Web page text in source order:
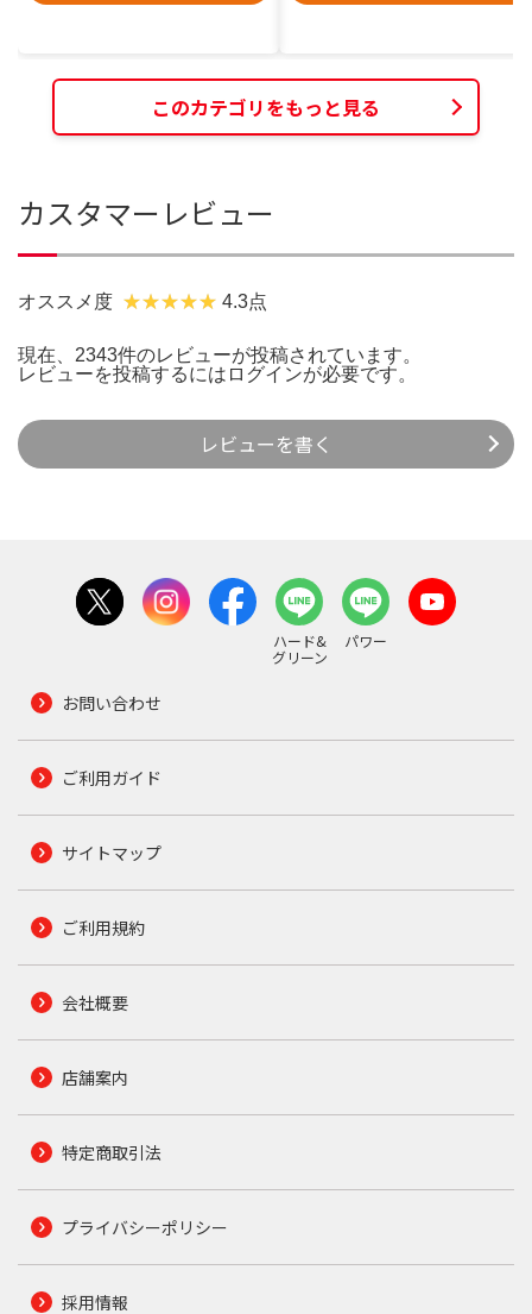
このカテゴリをもっと見る
カスタマーレビュー
オススメ度 4.3点
現在、2343件のレビューが投稿されています。
レビューを投稿するには ログインが必要です。
レビューを書く
ハード&
グリーン
パワー
お問い合わせ
ご利用ガイド
サイトマップ
ご利用規約
会社概要
店舗案内
特定商取引法
プライバシーポリシー
採用情報